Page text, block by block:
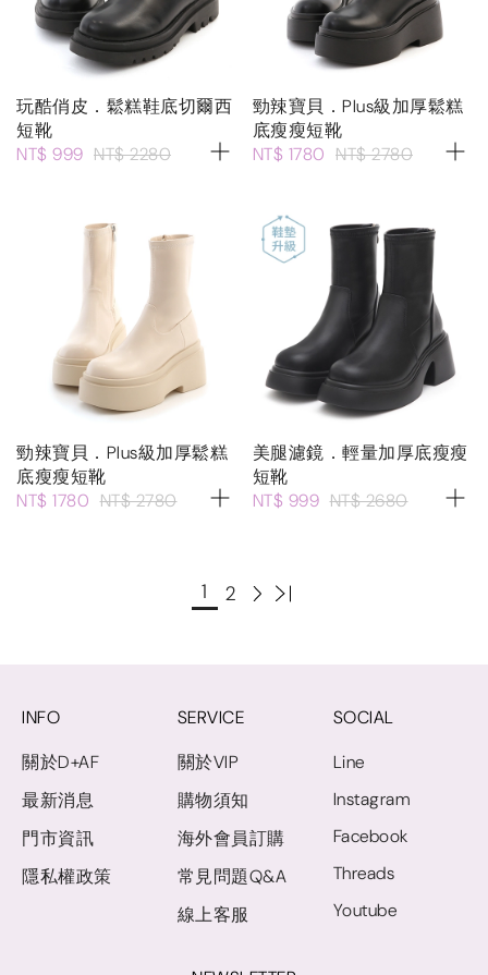
玩酷俏皮．鬆糕鞋底切爾西
短靴
NT$ 999 NT$ 2280
勁辣寶貝．Plus級加厚鬆糕
底瘦瘦短靴
NT$ 1780 NT$ 2780
勁辣寶貝．Plus級加厚鬆糕
底瘦瘦短靴
NT$ 1780 NT$ 2780
美腿濾鏡．輕量加厚底瘦瘦
短靴
NT$ 999 NT$ 2680
1 2
INFO
關於D+AF
最新消息
門市資訊
隱私權政策
SERVICE
關於VIP
購物須知
海外會員訂購
常見問題Q&A
線上客服
SOCIAL
Line
Instagram
Facebook
Threads
Youtube